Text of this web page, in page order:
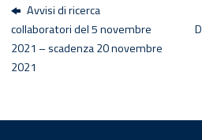
Avvisi di ricerca
collaboratori del 5 novembre
2021 – scadenza 20 novembre
2021